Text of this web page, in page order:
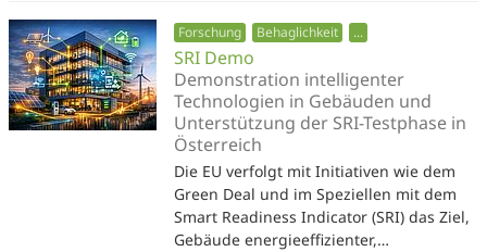
Forschung Behaglichkeit ...
SRI Demo
Demonstration intelligenter
Technologien in Gebäuden und
Unterstützung der SRI-Testphase in
Österreich
Die EU verfolgt mit Initiativen wie dem
Green Deal und im Speziellen mit dem
Smart Readiness Indicator (SRI) das Ziel,
Gebäude energieeffizienter,…